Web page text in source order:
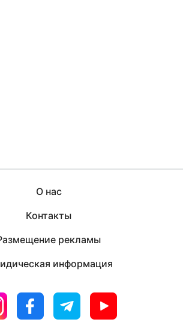
О нас
Контакты
рекламы
информация